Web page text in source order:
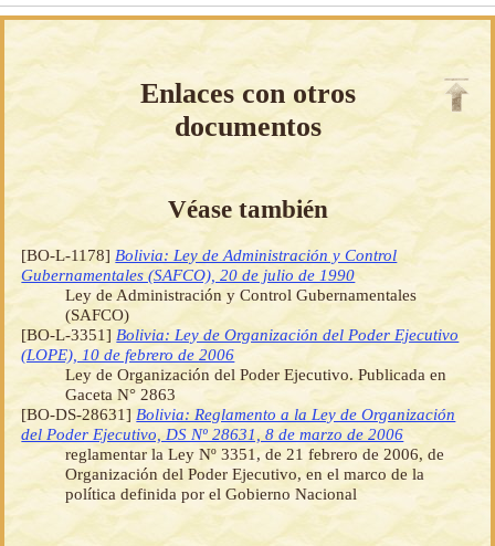
Enlaces con otros
documentos
Véase también
[BO-L-1178]Bolivia: Ley de Administración y Control
Gubernamentales (SAFCO), 20 de julio de 1990
Ley de Administración y Control Gubernamentales
(SAFCO)
[BO-L-3351]Bolivia: Ley de Organización del Poder Ejecutivo
(LOPE), 10 de febrero de 2006
Ley de Organización del Poder Ejecutivo. Publicada en
Gaceta N° 2863
[BO-DS-28631]Bolivia: Reglamento a la Ley de Organización
del Poder Ejecutivo, DS Nº 28631, 8 de marzo de 2006
reglamentar la Ley Nº 3351, de 21 febrero de 2006, de
Organización del Poder Ejecutivo, en el marco de la
política definida por el Gobierno Nacional